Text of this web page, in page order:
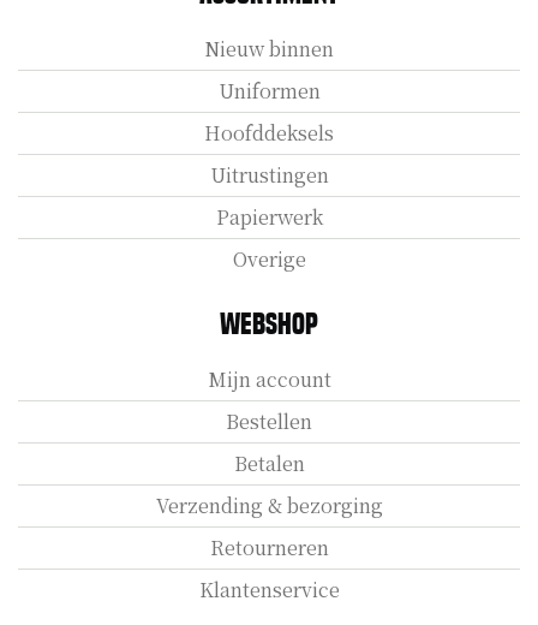
Nieuw binnen
Uniformen
Hoofddeksels
Uitrustingen
Papierwerk
Overige
Webshop
Mijn account
Bestellen
Betalen
Verzending & bezorging
Retourneren
Klantenservice